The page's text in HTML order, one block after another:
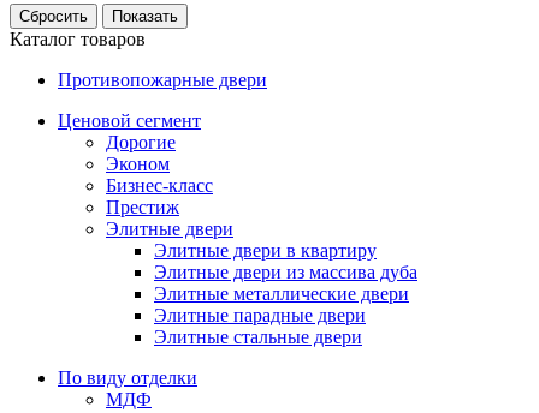
Каталог товаров
Противопожарные двери
Ценовой сегмент
Дорогие
Эконом
Бизнес-класс
Престиж
Элитные двери
Элитные двери в квартиру
Элитные двери из массива дуба
Элитные металлические двери
Элитные парадные двери
Элитные стальные двери
По виду отделки
МДФ